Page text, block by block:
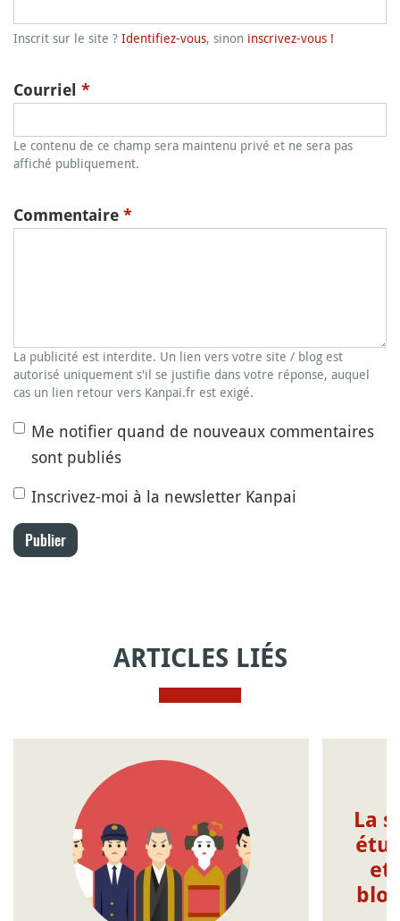
Inscrit sur le site ? Identifiez-vous, sinon inscrivez-vous !
Courriel *
Le contenu de ce champ sera maintenu privé et ne sera pas
affiché publiquement.
Commentaire *
La publicité est interdite. Un lien vers votre site / blog est
autorisé uniquement s'il se justifie dans votre réponse, auquel
cas un lien retour vers Kanpai.fr est exigé.
Me notifier quand de nouveaux commentaires
sont publiés
Inscrivez-moi à la newsletter Kanpai
Publier
ARTICLES LIÉS
La
et